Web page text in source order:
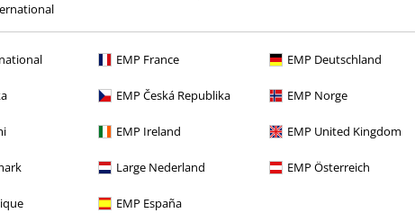
EMP France EMP Deutschland
EMP Česká Republika EMP Norge
EMP Ireland EMP United Kingdom
Large Nederland EMP Österreich
EMP España